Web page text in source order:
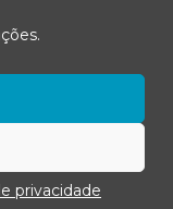
privacidade